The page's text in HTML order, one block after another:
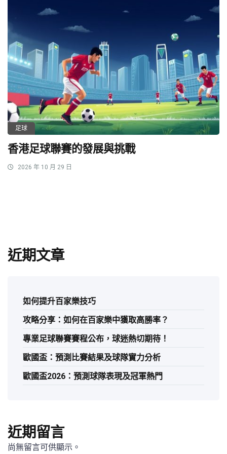
足球
香港足球聯賽的發展與挑戰
2026 年 10 月 29 日
近期文章
如何提升百家樂技巧
攻略分享：如何在百家樂中獲取高勝率？
專業足球聯賽賽程公布，球迷熱切期待！
歐國盃：預測比賽結果及球隊實力分析
歐國盃2026：預測球隊表現及冠軍熱門
近期留言
尚無留言可供顯示。